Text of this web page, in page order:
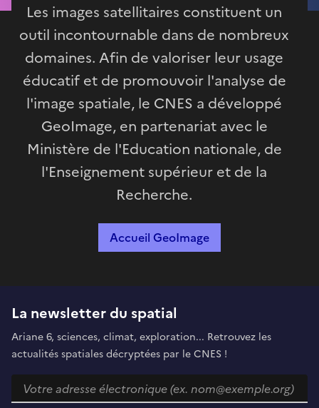
Les images satellitaires constituent un
outil incontournable dans de nombreux
domaines. Afin de valoriser leur usage
éducatif et de promouvoir l'analyse de
l'image spatiale, le CNES a développé
GeoImage, en partenariat avec le
Ministère de l'Education nationale, de
l'Enseignement supérieur et de la
Recherche.
Accueil GeoImage
La newsletter du spatial
Ariane 6, sciences, climat, exploration... Retrouvez les
actualités spatiales décryptées par le CNES !